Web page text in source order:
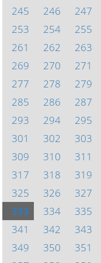
245
246 247
253
254 255
261
262 263
269
270 271
277
278 279
285
286 287
293
294 295
301
302 303
309
310 311
317
318 319
325
326 327
333
334 335
341
342 343
349
350 351